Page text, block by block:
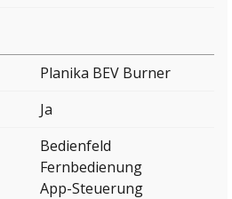
Planika BEV Burner
Ja
Bedienfeld
Fernbedienung
App-Steuerung